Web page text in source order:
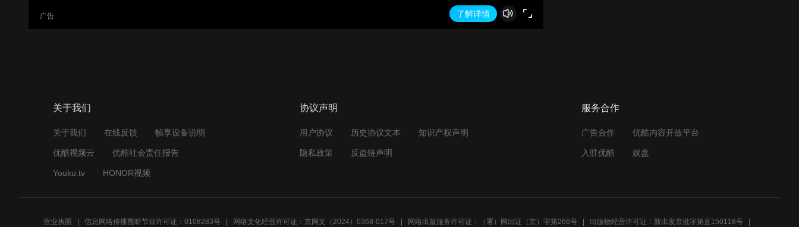
了解详情
广告
关于我们
关于我们 在线反馈 帧享设备说明
优酷视频云 优酷社会责任报告
Youku.tv HONOR视频
协议声明
用户协议 历史协议文本 知识产权声明
隐私政策 反盗链声明
服务合作
广告合作 优酷内容开放平台
入驻优酷 娱盘
营业执照 信息网络传播视听节目许可证：0108283号 网络文化经营许可证：京网文（2024）0368-017号 网络出版服务许可证：（署）网出证（京）字第266号 出版物经营许可证：新出发京批字第直150118号